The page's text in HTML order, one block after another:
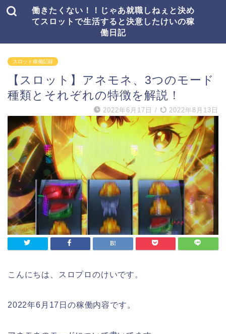
働きたくない！！じゃあ就職しねぇと決め
てスロットで生活すると決意したけいの稼
働日記
スロット稼働記録
【スロット】アネモネ、3つのモード
種類とそれぞれの特徴を解説！
2022年6月17日 / 2022年8月13日
こんにちは、スロプロのけいです。
2022年6月17日の稼働内容です。